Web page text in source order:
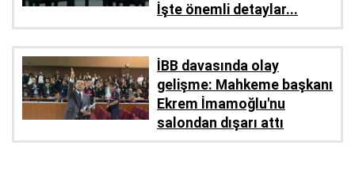
İşte önemli detaylar...
İBB davasında olay
gelişme: Mahkeme başkanı
Ekrem İmamoğlu'nu
salondan dışarı attı